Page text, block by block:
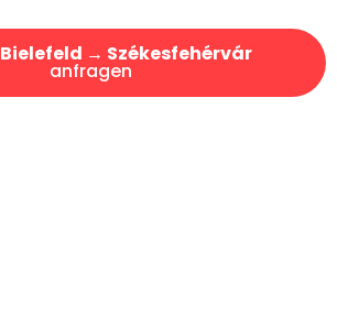
Bielefeld → Székesfehérvár
anfragen